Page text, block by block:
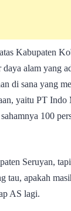
Kabupaten
alam yang
di sana yang
yaitu PT
100
Seruyan,
tau, apakah
AS lagi.